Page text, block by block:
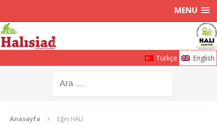
MENU
Türkçe English
Anasayfa Eğin HALI